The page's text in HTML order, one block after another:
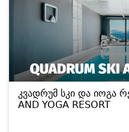
კვადრუმ სკი და იოგა
AND YOGA RESORT